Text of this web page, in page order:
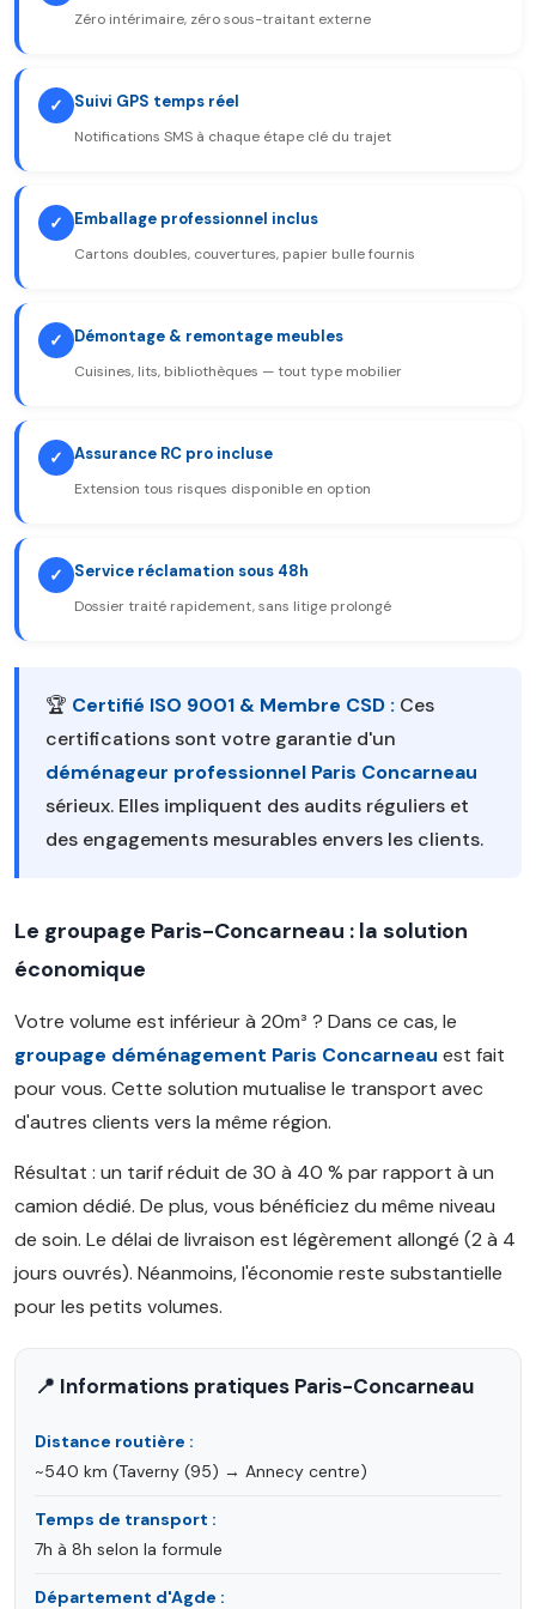
Zéro intérimaire, zéro sous-traitant externe
✓ Suivi GPS temps réel
Notifications SMS à chaque étape clé du trajet
✓ Emballage professionnel inclus
Cartons doubles, couvertures, papier bulle fournis
✓ Démontage & remontage meubles
Cuisines, lits, bibliothèques — tout type mobilier
✓ Assurance RC pro incluse
Extension tous risques disponible en option
✓ Service réclamation sous 48h
Dossier traité rapidement, sans litige prolongé
🏆 Certifié ISO 9001 & Membre CSD : Ces
certifications sont votre garantie d'un
déménageur professionnel Paris Concarneau
sérieux. Elles impliquent des audits réguliers et
des engagements mesurables envers les clients.
Le groupage Paris-Concarneau : la solution
économique
Votre volume est inférieur à 20m³ ? Dans ce cas, le
groupage déménagement Paris Concarneau est fait
pour vous. Cette solution mutualise le transport avec
d'autres clients vers la même région.
Résultat : un tarif réduit de 30 à 40 % par rapport à un
camion dédié. De plus, vous bénéficiez du même niveau
de soin. Le délai de livraison est légèrement allongé (2 à 4
jours ouvrés). Néanmoins, l'économie reste substantielle
pour les petits volumes.
📍 Informations pratiques Paris-Concarneau
Distance routière :
~540 km (Taverny (95) → Annecy centre)
Temps de transport :
7h à 8h selon la formule
Département d'Agde :